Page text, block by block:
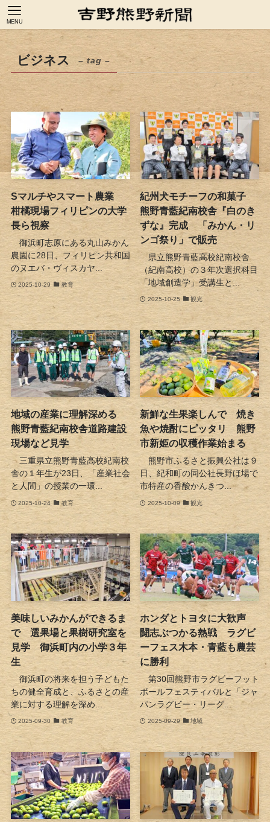
MENU
ビジネス – tag –
Sマルチやスマート農業
柑橘現場フィリピンの大学
長ら視察
御浜町志原にある丸山みかん
農園に28日、フィリピン共和国
のヌエバ・ヴィスカヤ...
2025-10-29 教育
紀州犬モチーフの和菓子
熊野青藍紀南校舎『白のき
ずな』完成 「みかん・リ
ンゴ祭り」で販売
県立熊野青藍高校紀南校舎
（紀南高校）の３年次選択科目
「地域創造学」受講生と...
2025-10-25 観光
地域の産業に理解深める
熊野青藍紀南校舎道路建設
現場など見学
三重県立熊野青藍高校紀南校
舎の１年生が23日、「産業社会
と人間」の授業の一環...
2025-10-24 教育
新鮮な生果楽しんで 焼き
魚や焼酎にピッタリ 熊野
市新姫の収穫作業始まる
熊野市ふるさと振興公社は９
日、紀和町の同公社長野ほ場で
市特産の香酸かんきつ...
2025-10-09 観光
美味しいみかんができるま
で 選果場と果樹研究室を
見学 御浜町内の小学３年
生
御浜町の将来を担う子どもた
ちの健全育成と、ふるさとの産
業に対する理解を深め...
2025-09-30 教育
ホンダとトヨタに大歓声
闘志ぶつかる熱戦 ラグビ
ーフェス木本・青藍も農芸
に勝利
第30回熊野市ラグビーフット
ボールフェスティバルと「ジャ
パンラグビー・リーグ...
2025-09-29 地域